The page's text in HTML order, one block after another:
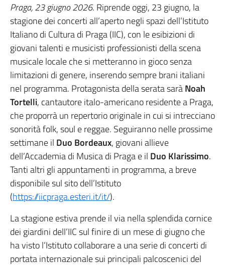
Praga, 23 giugno 2026. Riprende oggi, 23 giugno, la
stagione dei concerti all’aperto negli spazi dell’Istituto
Italiano di Cultura di Praga (IIC), con le esibizioni di
giovani talenti e musicisti professionisti della scena
musicale locale che si metteranno in gioco senza
limitazioni di genere, inserendo sempre brani italiani
nel programma. Protagonista della serata saràNoah
Tortelli, cantautore italo-americano residente a Praga,
che proporrà un repertorio originale in cui si intrecciano
sonorità folk, soul e reggae. Seguiranno nelle prossime
settimane il Duo Bordeaux, giovani allieve
dell’Accademia di Musica di Praga e il Duo Klarissimo.
Tanti altri gli appuntamenti in programma, a breve
disponibile sul sito dell’Istituto
(https://iicpraga.esteri.it/it/).
La stagione estiva prende il via nella splendida cornice
dei giardini dell’IIC sul finire di un mese di giugno che
ha visto l’Istituto collaborare a una serie di concerti di
portata internazionale sui principali palcoscenici del